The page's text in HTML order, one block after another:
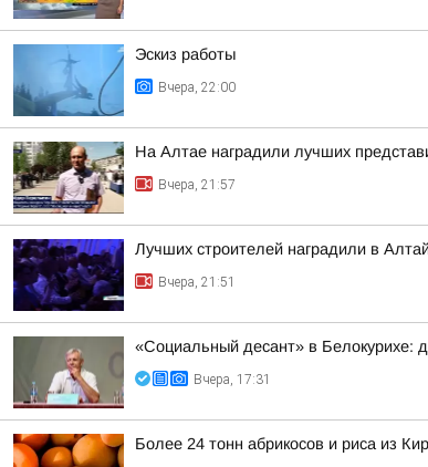
Эскиз работы
Вчера, 22:00
На Алтае наградили лучших
Вчера, 21:57
Лучших строителей наградили в
Вчера, 21:51
«Социальный десант» в Белокурихе:
Вчера, 17:31
Более 24 тонн абрикосов и риса из